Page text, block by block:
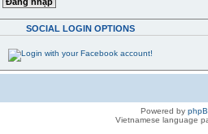
SOCIAL LOGIN OPTIONS
Powered by
Vietnamese language